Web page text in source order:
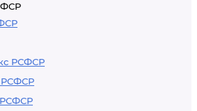
РСФСР
РСФСР